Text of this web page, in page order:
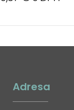
Adresa